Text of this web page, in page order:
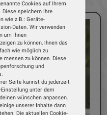
Cookies auf Ihrem
Diese speichern Ihre
wie z.B.: Geräte-
Daten. Wir verwenden
um Ihnen
zu können, Ihnen das
wie möglich zu
messen zu können. Diese
und
Seite kannst du jederzeit
unter dem
wünschen anpassen.
unserer Inhalte dann
Die aktuellen Cookie-